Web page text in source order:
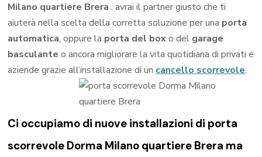
Milano quartiere Brera, avrai il partner giusto che ti
aiuterà nella scelta della corretta soluzione per una porta
automatica, oppure la porta del boxo del garage
basculante o ancora migliorare la vita quotidiana di privati e
aziende grazie all’installazione di un cancello scorrevole.
Ci occupiamo di nuove installazioni di porta
scorrevole Dorma Milano quartiere Brera ma